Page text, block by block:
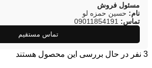
مسئول فروش
نام: حسین حمزه لو
تماس: 09011854191
تماس مستقیم
3 نفر در حال بررسی این محصول هستند